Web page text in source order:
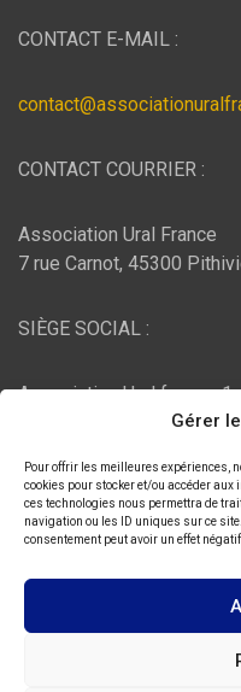
Gérer
Pour offrir les meilleures expériences,
cookies pour stocker et/ou accéder
ces technologies nous permettra de
navigation ou les ID uniques sur ce
consentement peut avoir un effet
CONTACT E-MAIL :
CONTACT COURRIER :
Association Ural France
7 rue Carnot, 45300
SIÈGE SOCIAL :
Association Ural france,
Bujaleuf, 87460 Bujaleuf
HÉBERGEMENT :
, Chemin des